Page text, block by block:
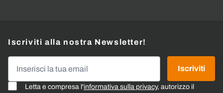
Iscriviti alla nostra Newsletter!
Letta e compresa l'informativa sulla privacy, autorizzo il
Iscriviti